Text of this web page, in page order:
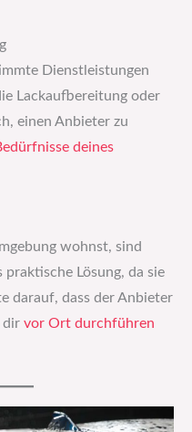
Dienstleistungen
Lackaufbereitung oder
einen Anbieter zu
deines
wohnst, sind
Lösung, da sie
darauf, dass der Anbieter
dir vor Ort durchführen